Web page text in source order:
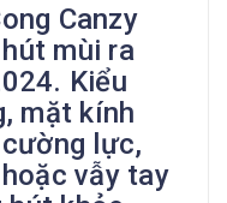
Canzy
mùi ra
Kiểu
mặt kính
lực,
vẫy tay